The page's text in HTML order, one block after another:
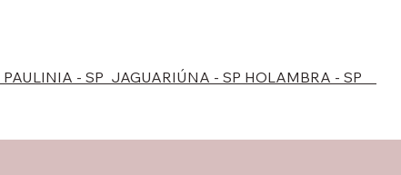
PAULINIA - SP JAGUARIÚNA - SP HOLAMBRA - SP